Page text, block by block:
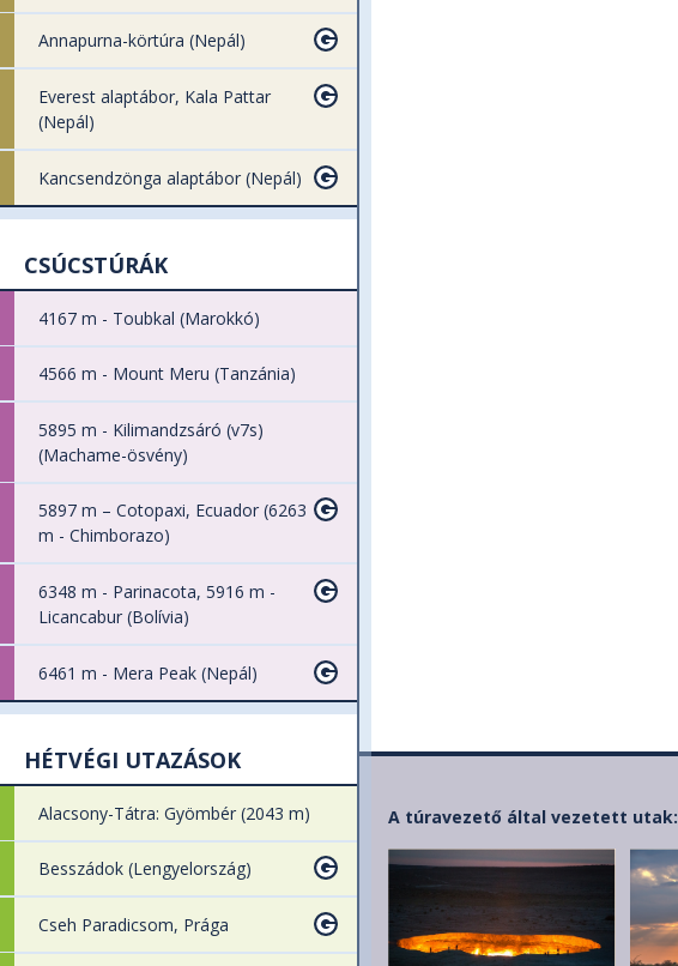
Annapurna-körtúra (Nepál)
Everest alaptábor, Kala Pattar
(Nepál)
Kancsendzönga alaptábor (Nepál)
CSÚCSTÚRÁK
4167 m - Toubkal (Marokkó)
4566 m - Mount Meru (Tanzánia)
5895 m - Kilimandzsáró (v7s)
(Machame-ösvény)
5897 m – Cotopaxi, Ecuador (6263
m - Chimborazo)
6348 m - Parinacota, 5916 m -
Licancabur (Bolívia)
6461 m - Mera Peak (Nepál)
HÉTVÉGI UTAZÁSOK
Alacsony-Tátra: Gyömbér (2043 m)
Besszádok (Lengyelország)
Cseh Paradicsom, Prága
A túravezető által vezetett utak: